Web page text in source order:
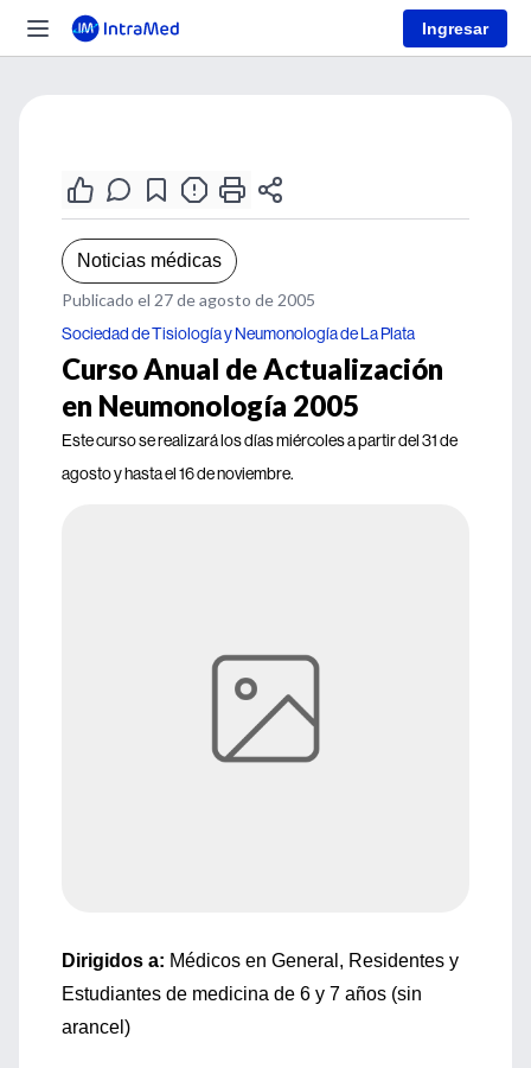
Ingresar
Noticias médicas
Publicado el 27 de agosto de 2005
Sociedad de Tisiología y Neumonología de La Plata
Curso Anual de Actualización
en Neumonología 2005
Este curso se realizará los días miércoles a partir del 31 de
agosto y hasta el 16 de noviembre.
Dirigidos a: Médicos en General, Residentes y
Estudiantes de medicina de 6 y 7 años (sin
arancel)